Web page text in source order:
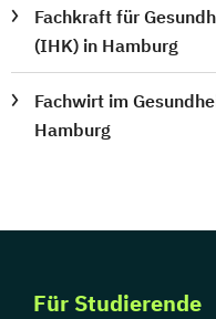
Fachkraft für
(IHK) in Hamburg
Fachwirt im
Hamburg
Für Studierende